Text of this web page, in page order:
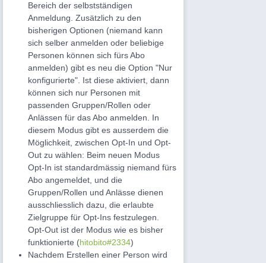
Bereich der selbstständigen
Anmeldung. Zusätzlich zu den
bisherigen Optionen (niemand kann
sich selber anmelden oder beliebige
Personen können sich fürs Abo
anmelden) gibt es neu die Option "Nur
konfigurierte". Ist diese aktiviert, dann
können sich nur Personen mit
passenden Gruppen/Rollen oder
Anlässen für das Abo anmelden. In
diesem Modus gibt es ausserdem die
Möglichkeit, zwischen Opt-In und Opt-
Out zu wählen: Beim neuen Modus
Opt-In ist standardmässig niemand fürs
Abo angemeldet, und die
Gruppen/Rollen und Anlässe dienen
ausschliesslich dazu, die erlaubte
Zielgruppe für Opt-Ins festzulegen.
Opt-Out ist der Modus wie es bisher
funktionierte (hitobito#2334)
Nachdem Erstellen einer Person wird